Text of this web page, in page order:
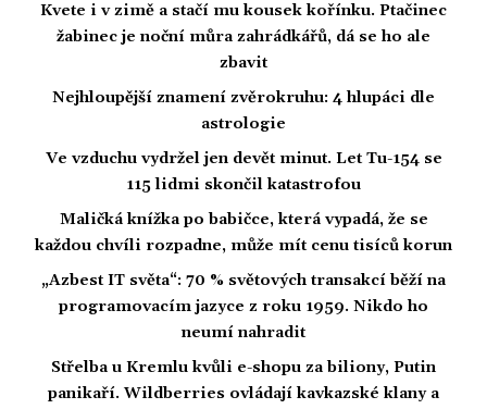
Kvete i v zimě a stačí mu kousek kořínku. Ptačinec
žabinec je noční můra zahrádkářů, dá se ho ale
zbavit
Nejhloupější znamení zvěrokruhu: 4 hlupáci dle
astrologie
Ve vzduchu vydržel jen devět minut. Let Tu-154 se
115 lidmi skončil katastrofou
Maličká knížka po babičce, která vypadá, že se
každou chvíli rozpadne, může mít cenu tisíců korun
„Azbest IT světa“: 70 % světových transakcí běží na
programovacím jazyce z roku 1959. Nikdo ho
neumí nahradit
Střelba u Kremlu kvůli e-shopu za biliony, Putin
panikaří. Wildberries ovládají kavkazské klany a